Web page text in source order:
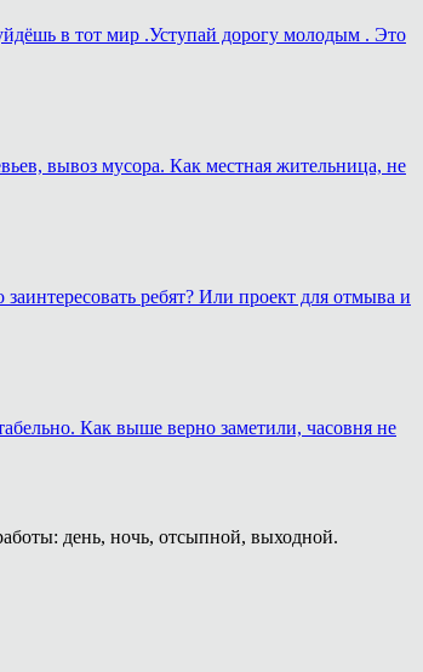
в тот мир .Уступай дорогу молодым . Это
вывоз мусора. Как местная жительница, не
ребят? Или проект для отмыва и
Как выше верно заметили, часовня не
день, ночь, отсыпной, выходной.